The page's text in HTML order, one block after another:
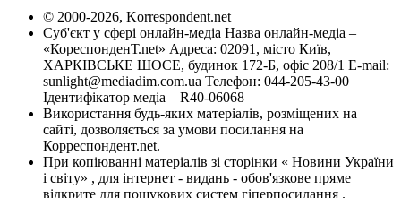
© 2000-2026, Korrespondent.net
Суб'єкт у сфері онлайн-медіа Назва онлайн-медіа –
«КореспонденТ.net» Адреса: 02091, місто Київ,
ХАРКІВСЬКЕ ШОСЕ, будинок 172-Б, офіс 208/1 E-mail:
sunlight@mediadim.com.ua Телефон: 044-205-43-00
Ідентифікатор медіа – R40-06068
Використання будь-яких матеріалів, розміщених на
сайті, дозволяється за умови посилання на
Корреспондент.net.
При копіюванні матеріалів зі сторінки « Новини України
і світу» , для інтернет - видань - обов'язкове пряме
відкрите для пошукових систем гіперпосилання .